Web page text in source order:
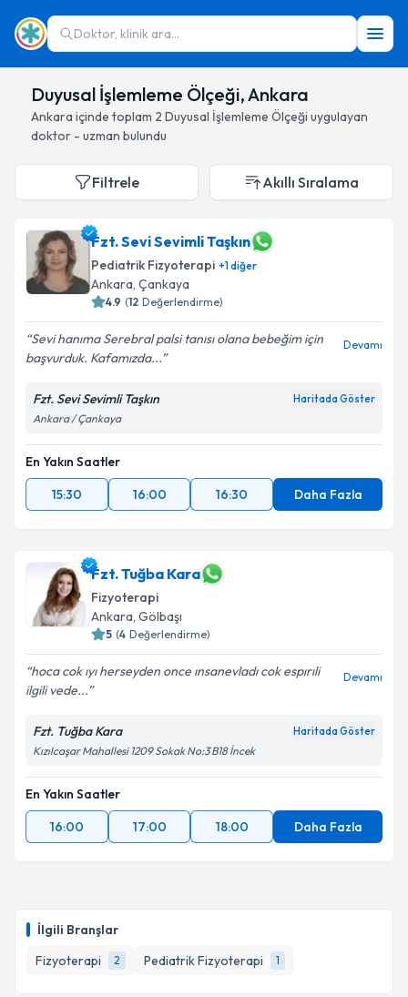
Doktor, klinik ara...
Duyusal İşlemleme Ölçeği, Ankara
Ankara içinde toplam 2 Duyusal İşlemleme Ölçeği uygulayan
doktor - uzman bulundu
İlgili Branşlar
Fizyoterapi
2 Pediatrik Fizyoterapi 1
Filtrele Akıllı Sıralama
Fzt. Sevi Sevimli Taşkın
Pediatrik Fizyoterapi +1diğer
Ankara, Çankaya
4.9 (12 Değerlendirme)
Sevi hanıma Serebral palsi tanısı olana bebeğim için
başvurduk. Kafamızda...
Devamı
Fzt. Sevi Sevimli Taşkın Haritada Göster
Ankara / Çankaya
En Yakın Saatler
15:30
16:00 16:30 Daha Fazla
Fzt. Tuğba Kara
Fizyoterapi
Ankara, Gölbaşı
5 (4 Değerlendirme)
hoca cok ıyı herseyden once ınsanevladı cok espırıli
ilgili vede...
Devamı
Fzt. Tuğba Kara Haritada Göster
Kızılcaşar Mahallesi 1209 Sokak No:3 B18 İncek
En Yakın Saatler
16:00
17:00 18:00 Daha Fazla